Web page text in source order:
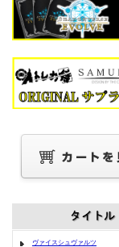
ヴァイスシュヴァルツ